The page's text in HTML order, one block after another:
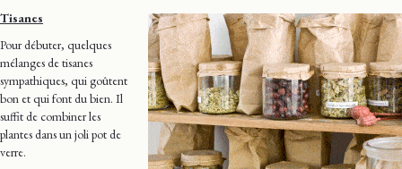
Tisanes
Pour débuter, quelques
mélanges de tisanes
sympathiques, qui goûtent
bon et qui font du bien. Il
suffit de combiner les
plantes dans un joli pot de
verre.